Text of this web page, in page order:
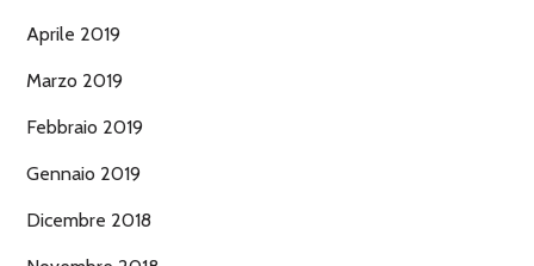
Aprile 2019
Marzo 2019
Febbraio 2019
Gennaio 2019
Dicembre 2018